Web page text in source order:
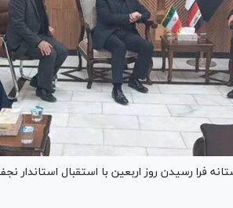
فرا رسیدن روز اربعین با استقبال استاندار